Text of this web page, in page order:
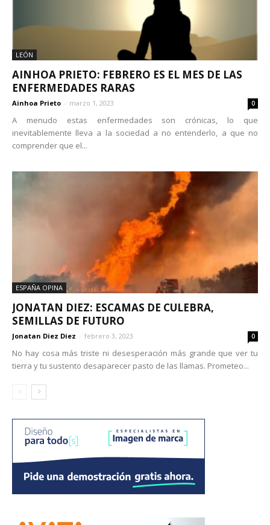
LEÓN
AINHOA PRIETO: FEBRERO ES EL MES DE LAS
ENFERMEDADES RARAS
Ainhoa Prieto - marzo 1, 2023 0
A menudo estas enfermedades son crónicas, lo que
inevitablemente lleva a la sociedad a no entenderlo, a que no
comprender que el...
ESPAÑA OPINA
JONATAN DIEZ: ESCAMAS DE CULEBRA,
SEMILLAS DE FUTURO
Jonatan Diez Diez - febrero 3, 2023 0
No hay cosa más triste ni desesperación más grande que ver tu
tierra y tu sustento desaparecer pasto de las llamas. Prometeo...